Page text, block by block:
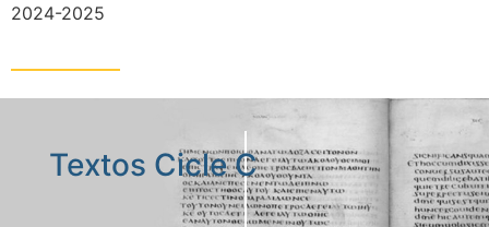
2024-2025
Textos Cicle C